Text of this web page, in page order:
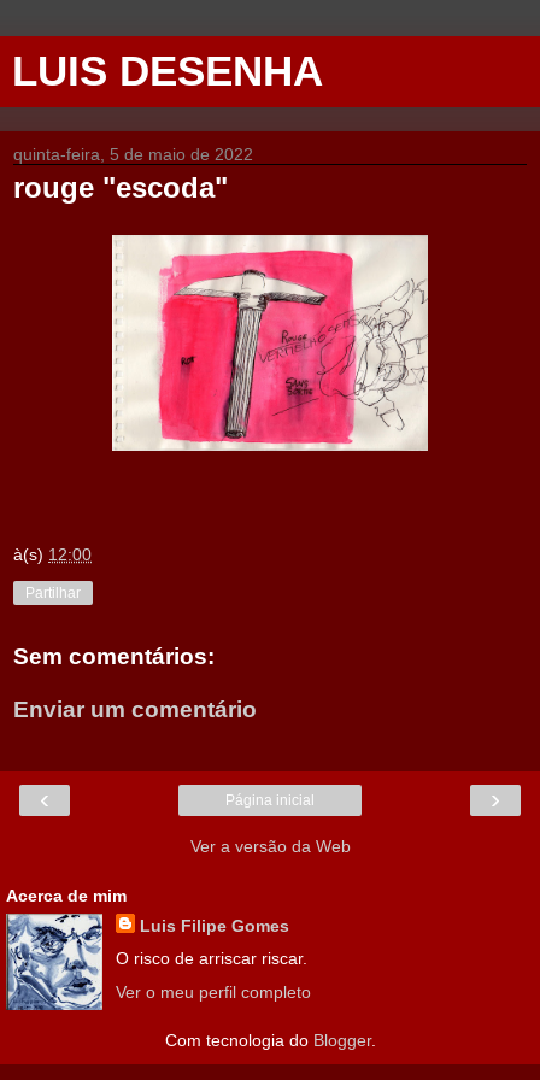
LUIS DESENHA
quinta-feira, 5 de maio de 2022
rouge "escoda"
à(s) 12:00
Partilhar
Sem comentários:
Enviar um comentário
‹ ›
Página inicial
Ver a versão da Web
Acerca de mim
Luis Filipe Gomes
O risco de arriscar riscar.
Ver o meu perfil completo
Com tecnologia do Blogger.